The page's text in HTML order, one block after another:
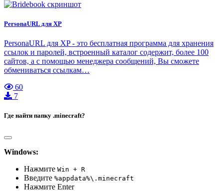
PersonaURL для XP
PersonaURL для XP - это бесплатная программа для хранения
ссылок и паролей, встроенный каталог содержит, более 100
сайтов, а с помощью менеджера сообщений, Вы сможете
обмениваться ссылкам…
60
7
Где найти папку .minecraft?
Windows:
Нажмите Win + R
Введите %appdata%\.minecraft
Нажмите Enter